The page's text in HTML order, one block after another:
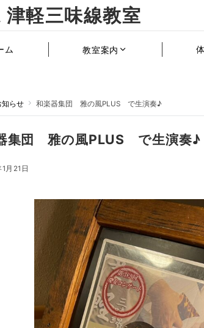
津軽三味線教室
ム 教室案内
知らせ 和楽器集団 雅の風PLUS で生演奏♪
集団 雅の風PLUS で生演奏♪
月21日